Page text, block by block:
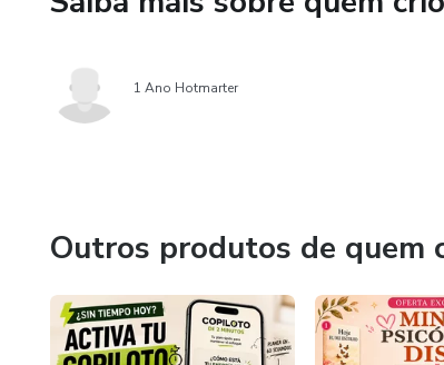
1 Ano Hotmarter
Outros produtos de quem